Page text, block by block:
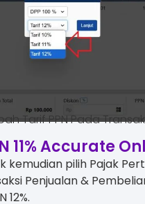
Tarif PPN Pada
11% Accurate
kemudian pilih Pajak
Penjualan &